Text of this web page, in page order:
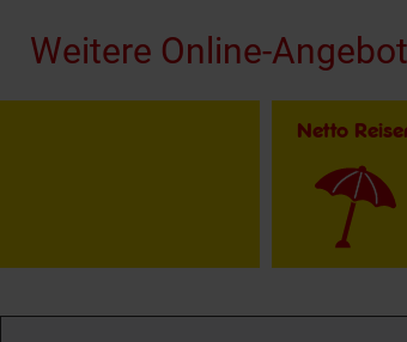
Weitere Online-
Netto